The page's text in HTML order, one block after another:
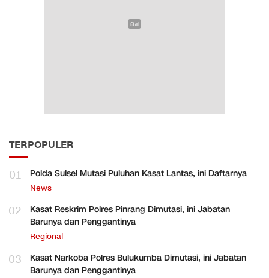
TERPOPULER
01 Polda Sulsel Mutasi Puluhan Kasat Lantas, ini Daftarnya
News
02
Kasat Reskrim Polres Pinrang Dimutasi, ini Jabatan
Barunya dan Penggantinya
Regional
03
Kasat Narkoba Polres Bulukumba Dimutasi, ini Jabatan
Barunya dan Penggantinya